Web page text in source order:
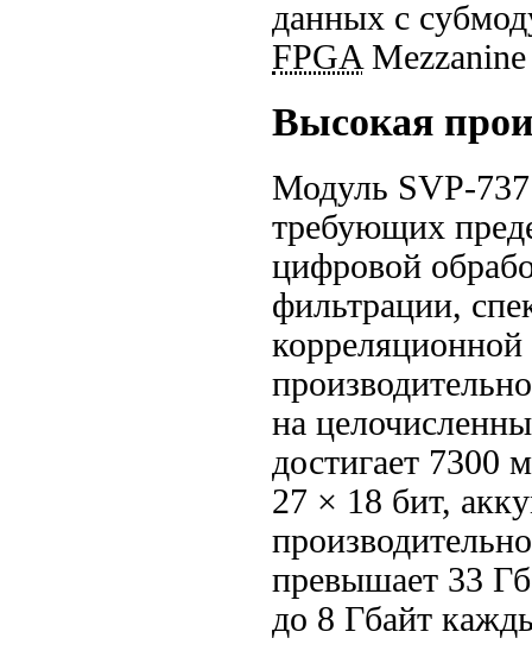
данных с
FPGA
Высокая
Модуль SVP-737
требующих
цифровой
фильтрации,
на
достигает 7300
27 × 18 бит,
превышает 33
до 8 Гбайт